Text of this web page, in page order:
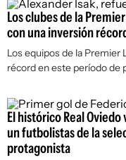
Los clubes de la
con una inversión
Los equipos de la Premier
récord en este período de
El histórico Real
un futbolistas de la
protagonista